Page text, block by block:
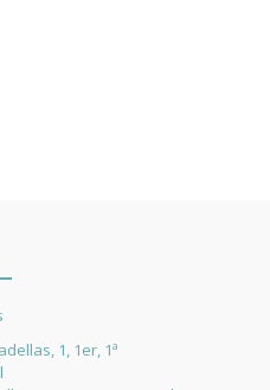
1, 1er, 1ª